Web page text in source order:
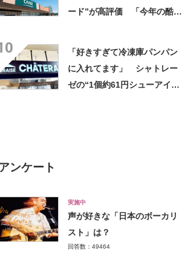
ード”が高評価 「今年の酷暑
「好きすぎて冷凍庫パンパン
に入れてます」 シャトレー
ゼの“1個約61円シューアイ
アンケート
実施中
声が好きな「日本のボーカリ
スト」は？
回答数：49464